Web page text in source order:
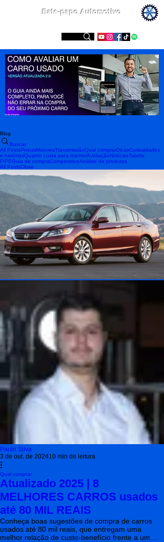
Bate-papo Automotivo
Blog
Buscar
All PostsPneusMotoresTransmissãoQual comprarDicasCuriosidades
e históriasQuanto custa para manterAvaliaçãoNotíciasTabela
FIPEGuia de compraComparativoAnálise de produtos
All PostsClose
Paulo Silva
3 de out. de 202410 min de leitura
Qual comprar
Atualizado 2025 | 8
MELHORES CARROS usados
até 80 MIL REAIS
Conheça boas sugestões de compra de carros
usados até 80 mil reais, que entregam uma
melhor relação de custo-benefício frente a um